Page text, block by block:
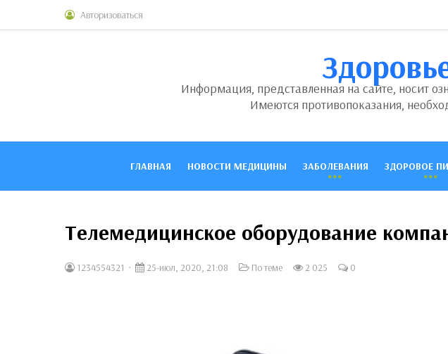
Авторизоваться
Информация, представленная на сайте, носит
Имеются противопоказания,
ГЛАВНАЯ НОВОСТИ МЕДИЦИНЫ ЗАБОЛЕВАНИЯ ЗДОРОВОЕ
Телемедицинское оборудование
1234554321 25-июл, 2020, 21:08 По теме 2 025 0